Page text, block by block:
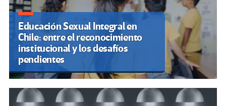
Educación Sexual Integral en
Chile: entre el reconocimiento
institucional y los desafíos
pendientes